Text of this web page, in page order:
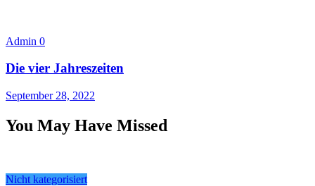
Admin 0
Die vier Jahreszeiten
September 28, 2022
You May Have Missed
Nicht kategorisiert